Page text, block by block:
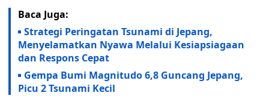
Baca Juga:
Strategi Peringatan Tsunami di Jepang,
Menyelamatkan Nyawa Melalui Kesiapsiagaan
dan Respons Cepat
Gempa Bumi Magnitudo 6,8 Guncang Jepang,
Picu 2 Tsunami Kecil